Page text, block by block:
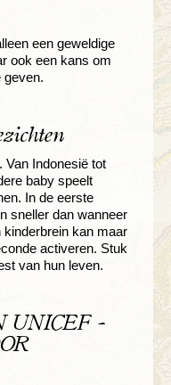
een geweldige
ook een kans om
geven.
Van Indonesië tot
baby speelt
In de eerste
sneller dan wanneer
kan maar
activeren. Stuk
van hun leven.
UNICEF -